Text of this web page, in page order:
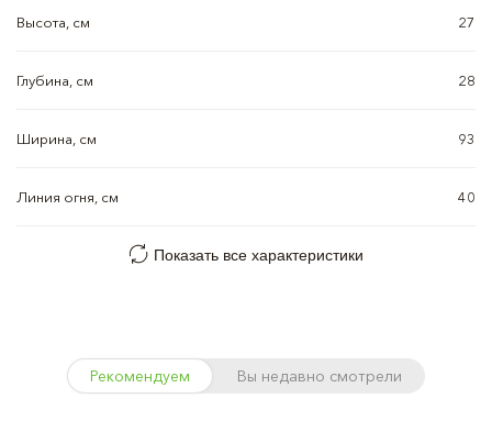
Высота, см 27
Глубина, см 28
Ширина, см 93
Линия огня, см 40
Показать все характеристики
Рекомендуем Вы недавно смотрели